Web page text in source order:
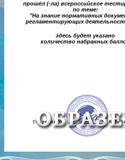
прошёл (-ла) всероссийское
по теме:
"На знание нормативных
регламентирующих
здесь будет указано
количество набранных